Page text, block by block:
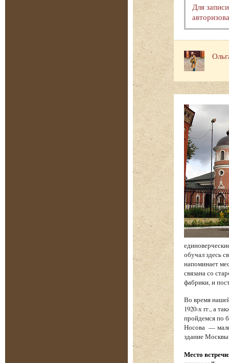
Для
обучал здесь
напоминает
связана со
фабрики, и
Во время
1920-х гг., а
пройдемся по
Носова —
здание
Место